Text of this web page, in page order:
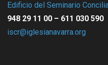
Edificio del Seminario
948 29 11 00 – 611 030 590
iscr@iglesianavarra.org